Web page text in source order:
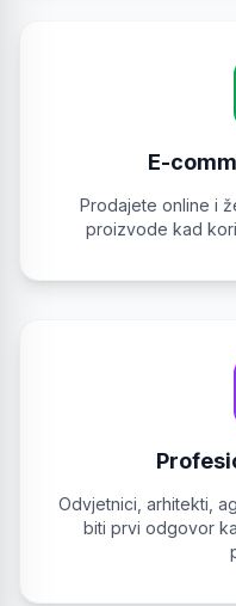
E-
Prodajete online i
proizvode kad
Odvjetnici, arhitekti,
biti prvi odgovor